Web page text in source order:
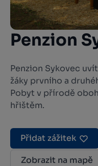
Penzion
Penzion Sykovec
žáky prvního a
Pobyt v přírodě
hřištěm.
Přidat zážitek
Zobrazit na mapě